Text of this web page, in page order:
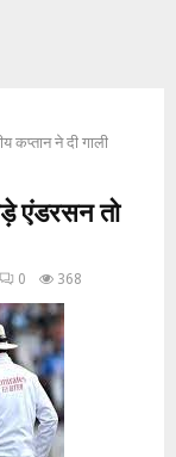
कप्तान ने दी गाली
एंडरसन तो
0 368